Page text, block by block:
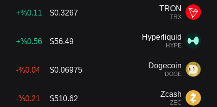
TRON
TRX
$0.3267
%0.11+
Hyperliquid
HYPE
$56.49
%0.56+
Dogecoin
DOGE
$0.06975
%0.04-
Zcash
ZEC
$510.62
%0.21-